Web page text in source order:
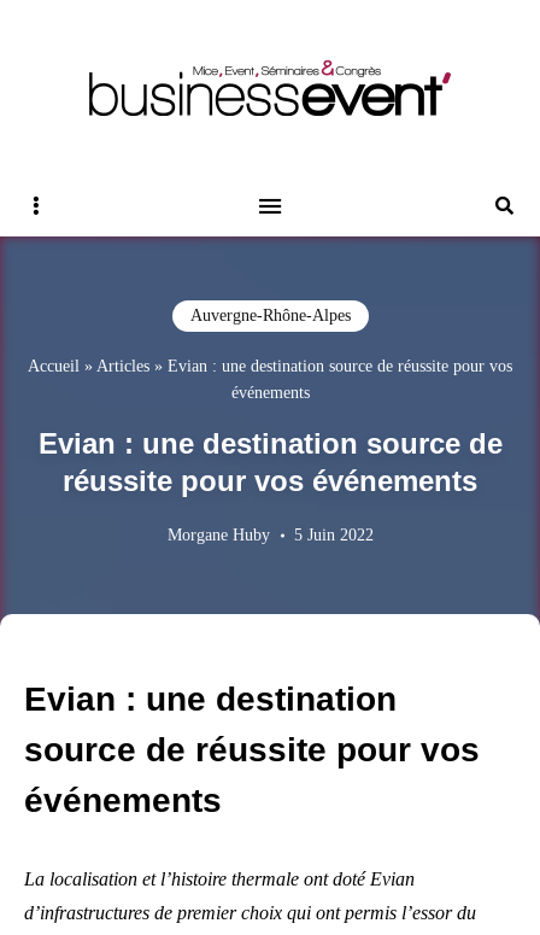
Sidebar
Auvergne-Rhône-Alpes
Accueil » Articles » Evian : une destination source de réussite pour vos
événements
Evian : une destination source de
réussite pour vos événements
Morgane Huby 5 Juin 2022
Evian : une destination
source de réussite pour vos
événements
La localisation et l’histoire thermale ont doté Evian
d’infrastructures de premier choix qui ont permis l’essor du